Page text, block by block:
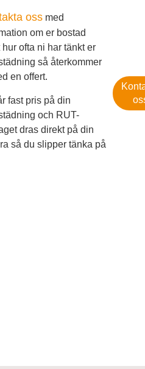
oss med
om er bostad
hur ofta ni har tänkt er
så återkommer
en offert.
fast pris på din
och RUT-
dras direkt på din
så du slipper tänka på